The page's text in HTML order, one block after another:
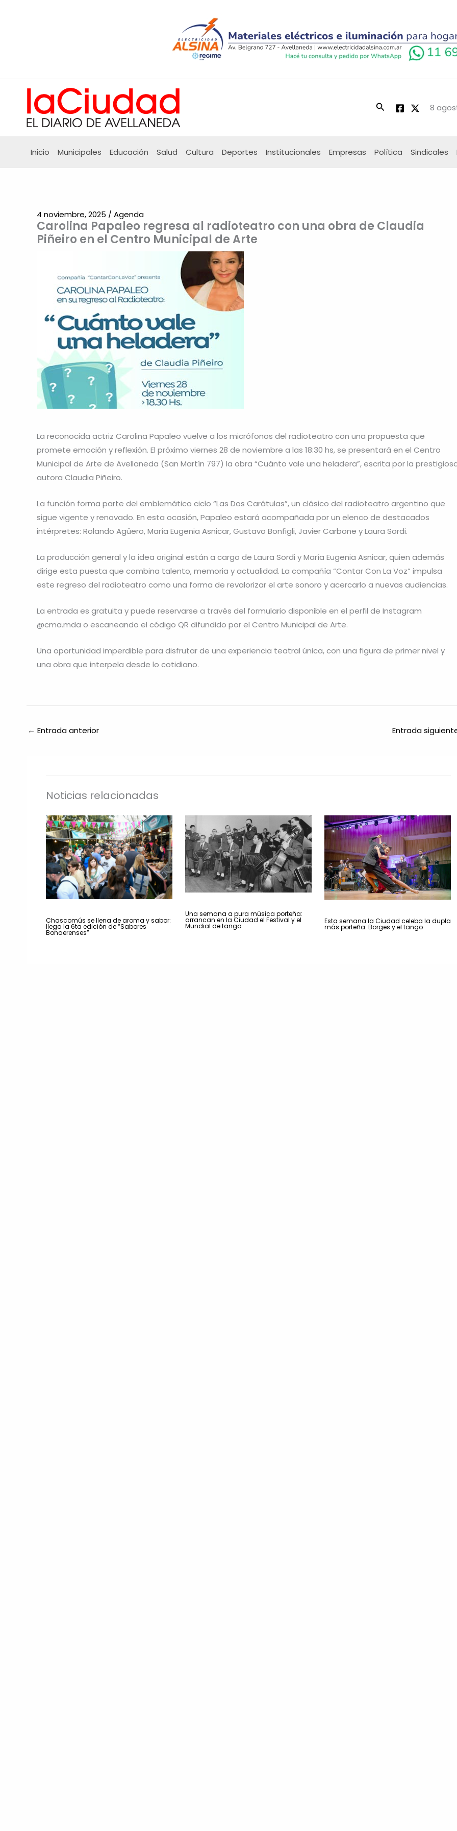
Buscar 8
Inicio Municipales Educación Salud Cultura Deportes Institucionales Empresas Política Sindicales
Carolina Papaleo regresa al radioteatro con una obra de Claudia
Piñeiro en el Centro Municipal de Arte
4 noviembre, 2025 / Agenda
La reconocida actriz Carolina Papaleo vuelve a los micrófonos del radioteatro con una propuesta que
promete emoción y reflexión. El próximo viernes 28 de noviembre a las 18:30 hs, se presentará en el Centro
Municipal de Arte de Avellaneda (San Martín 797) la obra “Cuánto vale una heladera”, escrita por la
autora Claudia Piñeiro.
La función forma parte del emblemático ciclo “Las Dos Carátulas”, un clásico del radioteatro argentino que
sigue vigente y renovado. En esta ocasión, Papaleo estará acompañada por un elenco de destacados
intérpretes: Rolando Agüero, María Eugenia Asnicar, Gustavo Bonfigli, Javier Carbone y Laura Sordi.
La producción general y la idea original están a cargo de Laura Sordi y María Eugenia Asnicar, quien además
dirige esta puesta que combina talento, memoria y actualidad. La compañía “Contar Con La Voz” impulsa
este regreso del radioteatro como una forma de revalorizar el arte sonoro y acercarlo a nuevas audiencias.
La entrada es gratuita y puede reservarse a través del formulario disponible en el perfil de Instagram
@cma.mda o escaneando el código QR difundido por el Centro Municipal de Arte.
Una oportunidad imperdible para disfrutar de una experiencia teatral única, con una figura de primer nivel y
una obra que interpela desde lo cotidiano.
← Entrada anterior Entrada
Noticias relacionadas
Chascomús se llena de aroma y sabor:
llega la 6ta edición de “Sabores
Bonaerenses”
Una semana a pura música porteña:
arrancan en la Ciudad el Festival y el
Mundial de tango
Esta semana la Ciudad celeba la dupla
más porteña: Borges y el tango